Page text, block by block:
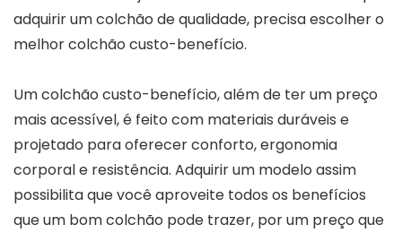
adquirir um colchão de qualidade, precisa escolher o
melhor colchão custo-benefício.
Um colchão custo-benefício, além de ter um preço
mais acessível, é feito com materiais duráveis e
projetado para oferecer conforto, ergonomia
corporal e resistência. Adquirir um modelo assim
possibilita que você aproveite todos os benefícios
que um bom colchão pode trazer, por um preço que